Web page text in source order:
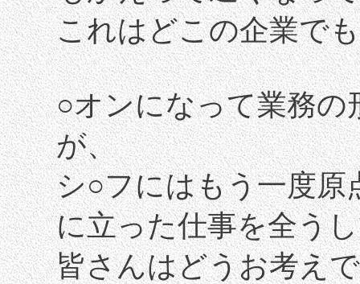
これはどこの企業で
○オンになって業務の
が、
シ○フにはもう一度原
に立った仕事を全う
皆さんはどうお考え